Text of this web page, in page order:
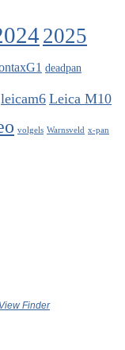
2025
deadpan
leicam6 Leica M10
volgels Warnsveld x-pan
Finder